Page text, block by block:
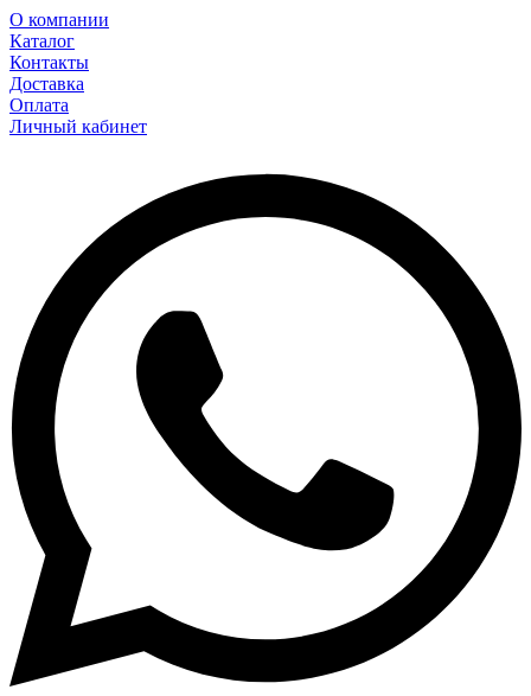
О компании
Каталог
Контакты
Доставка
Оплата
Личный кабинет